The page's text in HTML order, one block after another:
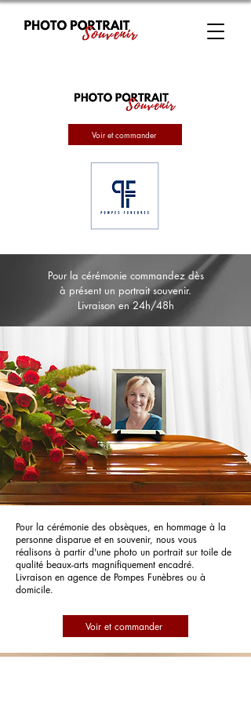
Voir et commander
Pour la cérémonie commandez dès
à présent un portrait souvenir.
Livraison en 24h/48h
Pour la cérémonie des obsèques, en hommage à la
personne disparue et en souvenir, nous vous
réalisons à partir d'une photo un portrait sur toile de
qualité beaux-arts magnifiquement encadré.
Livraison en agence de Pompes Funèbres ou à
domicile.
Voir et commander